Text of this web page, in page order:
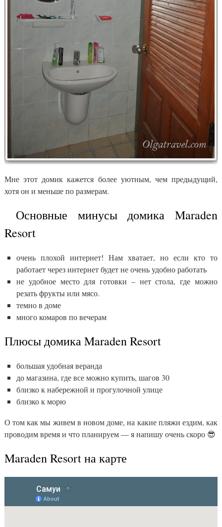
Мне этот домик кажется более уютным, чем предыдущий,
хотя он и меньше по размерам.
Основные минусы домика Maraden
Resort
очень плохой интернет! Нам хватает, но если кто то
работает через интернет будет не очень удобно работать
не удобное место для готовки – нет стола, где можно
резать фрукты или мясо.
темно в доме
много комаров по вечерам
Плюсы домика Maraden Resort
большая удобная веранда
до магазина, где все можно купить, шагов 30
близко к набережной и прогулочной улице
близко к морю
О том как мы живем в новом доме, на какие пляжи ездим, как
проводим время и что планируем — я напишу очень скоро 😎
Maraden Resort на карте